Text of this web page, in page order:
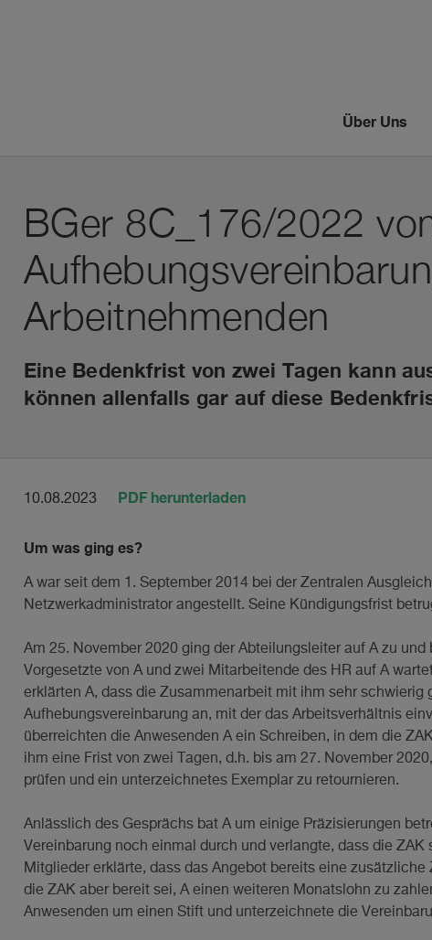
Über Uns
BGer 8C_176/2022
Arbeitnehmenden
Eine Bedenkfrist von zwei Tagen kann
können allenfalls gar auf diese
10.08.2023 PDF herunterladen
Um was ging es?
A war seit dem 1. September 2014 bei der Zentralen
Netzwerkadministrator angestellt. Seine Kündigungsfrist
Am 25. November 2020 ging der Abteilungsleiter auf A zu
Vorgesetzte von A und zwei Mitarbeitende des HR auf A
erklärten A, dass die Zusammenarbeit mit ihm sehr schwierig
Aufhebungsvereinbarung an, mit der das Arbeitsverhältnis
überreichten die Anwesenden A ein Schreiben, in dem die
ihm eine Frist von zwei Tagen, d.h. bis am 27. November
prüfen und ein unterzeichnetes Exemplar zu retournieren.
Anlässlich des Gesprächs bat A um einige Präzisierungen
Vereinbarung noch einmal durch und verlangte, dass die
Mitglieder erklärte, dass das Angebot bereits eine
die ZAK aber bereit sei, A einen weiteren Monatslohn zu
Anwesenden um einen Stift und unterzeichnete die